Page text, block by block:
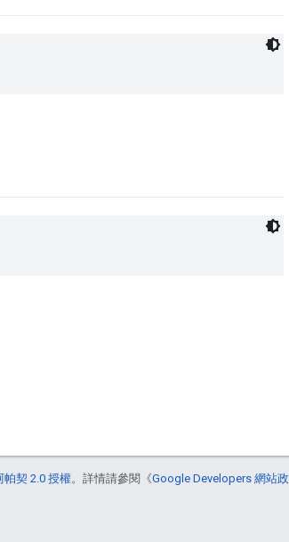
帕契 2.0 授權。詳情請參閱《Google Developers 網站政